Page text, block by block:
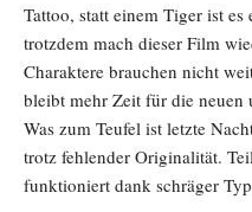
Tattoo, statt einem Tiger ist
trotzdem mach dieser Film
Charaktere brauchen nicht
bleibt mehr Zeit für die
Was zum Teufel ist letzte
trotz fehlender Originalität.
funktioniert dank schräger